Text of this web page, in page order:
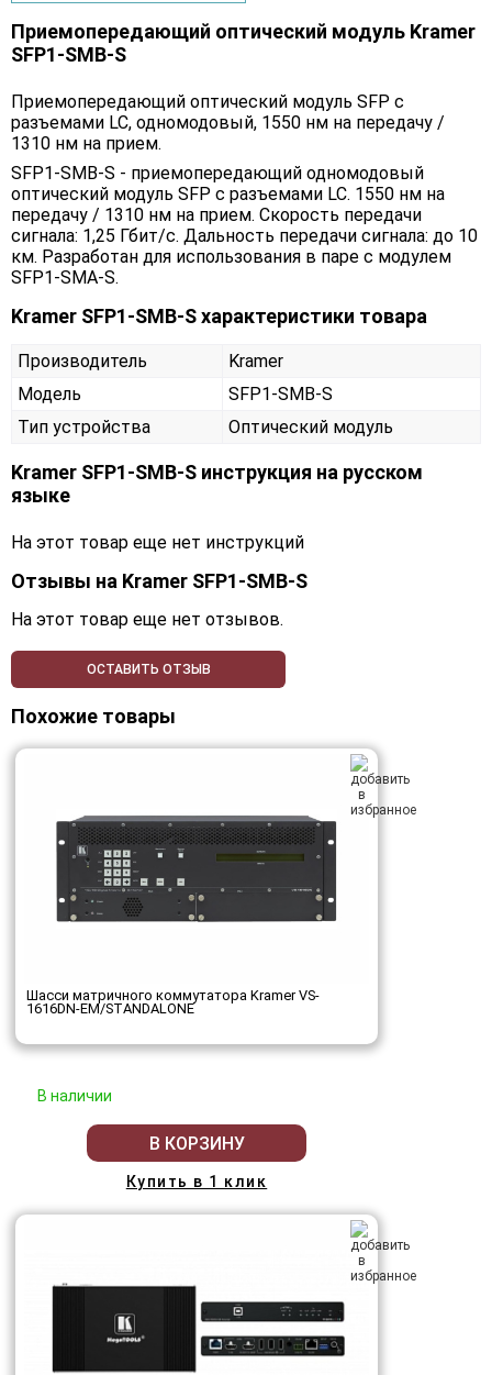
Приемопередающий оптический модуль Kramer
SFP1-SMB-S
Приемопередающий оптический модуль SFP с
разъемами LC, одномодовый, 1550 нм на передачу /
1310 нм на прием.
SFP1-SMB-S - приемопередающий одномодовый
оптический модуль SFP с разъемами LC. 1550 нм на
передачу / 1310 нм на прием. Cкорость передачи
сигнала: 1,25 Гбит/с. Дальность передачи сигнала: до 10
км. Разработан для использования в паре с модулем
SFP1-SMA-S.
Kramer SFP1-SMB-S характеристики товара
Производитель
Kramer
Модель
SFP1-SMB-S
Тип устройства
Оптический модуль
Kramer SFP1-SMB-S инструкция на русском
языке
На этот товар еще нет инструкций
Отзывы на Kramer SFP1-SMB-S
На этот товар еще нет отзывов.
ОСТАВИТЬ ОТЗЫВ
Похожие товары
Шасси матричного коммутатора Kramer VS-
1616DN-EM/STANDALONE
В наличии
В КОРЗИНУ
Купить в 1 клик